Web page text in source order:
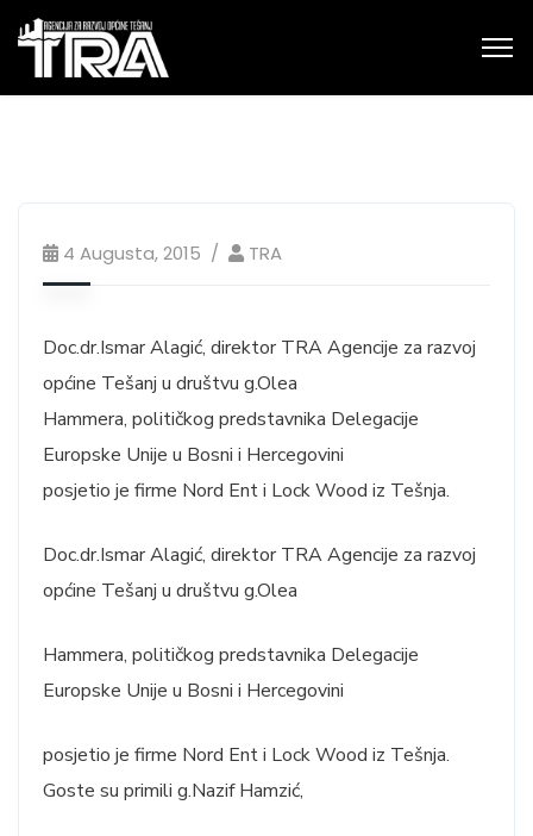
4 Augusta, 2015 TRA
Doc.dr.Ismar Alagić, direktor TRA Agencije za razvoj
općine Tešanj u društvu g.Olea
Hammera, političkog predstavnika Delegacije
Europske Unije u Bosni i Hercegovini
posjetio je firme Nord Ent i Lock Wood iz Tešnja.
Doc.dr.Ismar Alagić, direktor TRA Agencije za razvoj
općine Tešanj u društvu g.Olea
Hammera, političkog predstavnika Delegacije
Europske Unije u Bosni i Hercegovini
posjetio je firme Nord Ent i Lock Wood iz Tešnja.
Goste su primili g.Nazif Hamzić,